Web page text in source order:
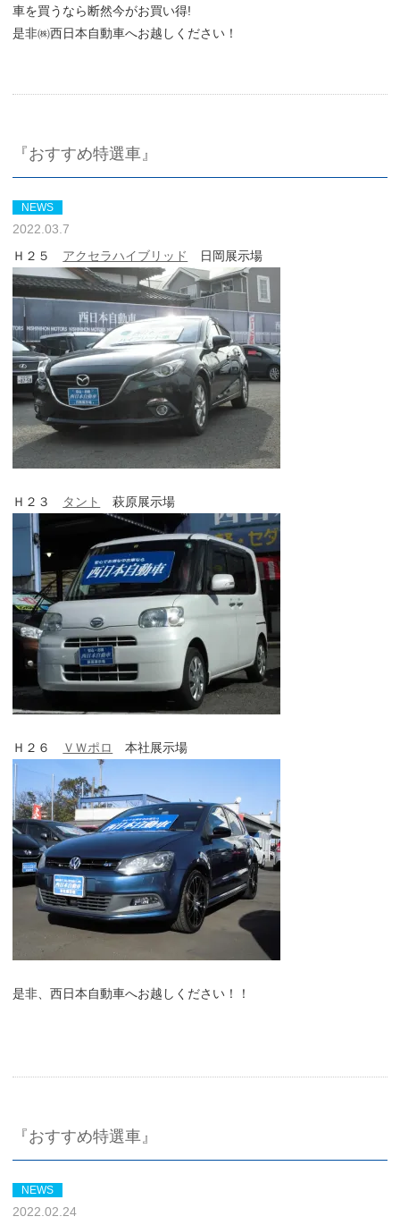
車を買うなら断然今がお買い得!
是非㈱西日本自動車へお越しください！
『おすすめ特選車』
NEWS
2022.03.7
Ｈ２５ アクセラハイブリッド 日岡展示場
Ｈ２３ タント 萩原展示場
Ｈ２６ ＶＷポロ 本社展示場
是非、西日本自動車へお越しください！！
『おすすめ特選車』
NEWS
2022.02.24